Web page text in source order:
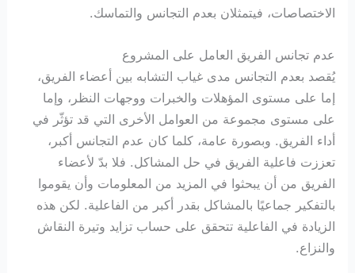
الاختصاصات، فيتمثلان بعدم التجانس والتماسك.
عدم تجانس الفريق العامل على المشروع
يُقصد بعدم التجانس مدى غياب التشابه بين أعضاء الفريق،
إما على مستوى المؤهلات والخبرات ووجهات النظر، وإما
على مستوى مجموعة من العوامل الأخرى التي قد تؤثّر في
أداء الفريق. وبصورة عامة، كلما كان عدم التجانس أكبر،
تعززت فاعلية الفريق في حل المشاكل. فلا بدّ لأعضاء
الفريق من أن يبحثوا في المزيد من المعلومات وأن يقوموا
بالتفكير جماعيًا بالمشاكل بقدر أكبر من الفاعلية. لكن هذه
الزيادة في الفاعلية تتحقق على حساب تزايد وتيرة النقاش
والنزاع.